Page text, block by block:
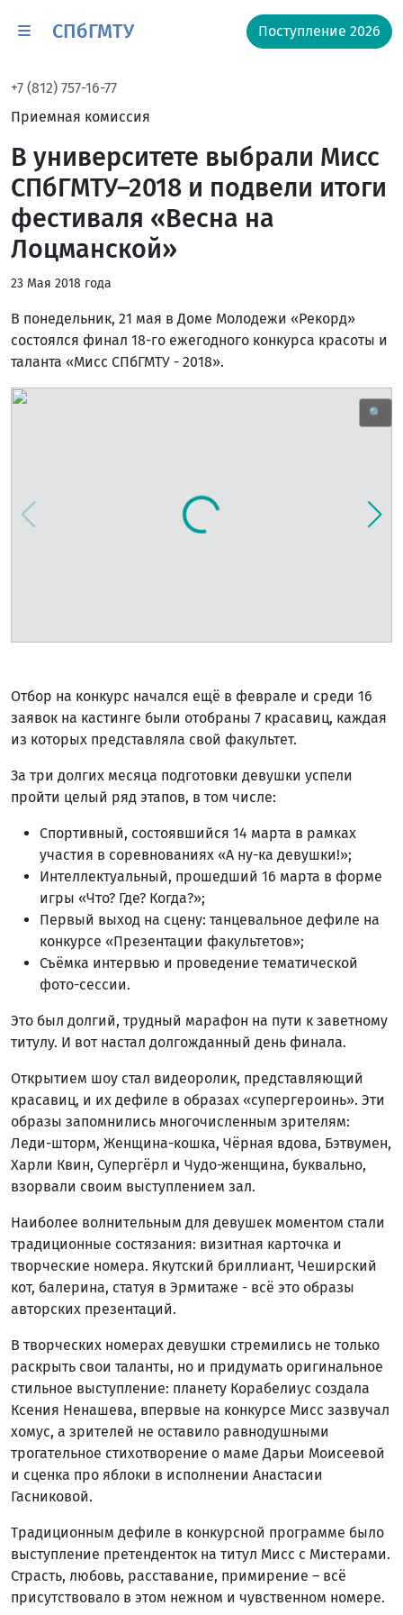
СПбГМТУ Поступление 2026
+7 (812) 757-16-77
Приемная комиссия
В университете выбрали Мисс
СПбГМТУ–2018 и подвели итоги
фестиваля «Весна на
Лоцманской»
23 Мая 2018 года
В понедельник, 21 мая в Доме Молодежи «Рекорд»
состоялся финал 18-го ежегодного конкурса красоты и
таланта «Мисс СПбГМТУ - 2018».
🔍
Отбор на конкурс начался ещё в феврале и среди 16
заявок на кастинге были отобраны 7 красавиц, каждая
из которых представляла свой факультет.
За три долгих месяца подготовки девушки успели
пройти целый ряд этапов, в том числе:
Спортивный, состоявшийся 14 марта в рамках
участия в соревнованиях «А ну-ка девушки!»;
Интеллектуальный, прошедший 16 марта в форме
игры «Что? Где? Когда?»;
Первый выход на сцену: танцевальное дефиле на
конкурсе «Презентации факультетов»;
Съёмка интервью и проведение тематической
фото-сессии.
Это был долгий, трудный марафон на пути к заветному
титулу. И вот настал долгожданный день финала.
Открытием шоу стал видеоролик, представляющий
красавиц, и их дефиле в образах «супергероинь». Эти
образы запомнились многочисленным зрителям:
Леди-шторм, Женщина-кошка, Чёрная вдова, Бэтвумен,
Харли Квин, Супергёрл и Чудо-женщина, буквально,
взорвали своим выступлением зал.
Наиболее волнительным для девушек моментом стали
традиционные состязания: визитная карточка и
творческие номера. Якутский бриллиант, Чеширский
кот, балерина, статуя в Эрмитаже - всё это образы
авторских презентаций.
В творческих номерах девушки стремились не только
раскрыть свои таланты, но и придумать оригинальное
стильное выступление: планету Корабелиус создала
Ксения Ненашева, впервые на конкурсе Мисс зазвучал
хомус, а зрителей не оставило равнодушными
трогательное стихотворение о маме Дарьи Моисеевой
и сценка про яблоки в исполнении Анастасии
Гасниковой.
Традиционным дефиле в конкурсной программе было
выступление претенденток на титул Мисс с Мистерами.
Страсть, любовь, расставание, примирение – всё
присутствовало в этом нежном и чувственном номере.